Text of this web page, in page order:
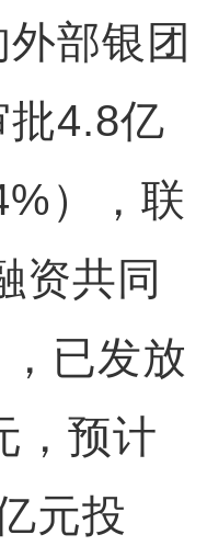
部银团
4.8亿
），联
资共同
已发放
，预计
元投